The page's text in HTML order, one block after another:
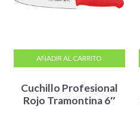
Cuchillo Profesional
Rojo Tramontina 6″
AÑADIR AL CARRITO